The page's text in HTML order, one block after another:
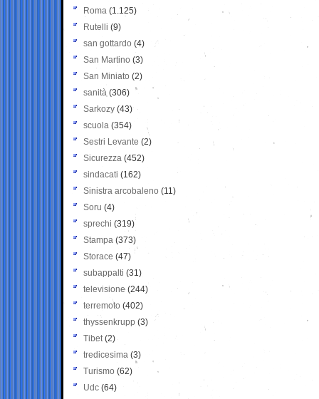
Roma (1.125)
Rutelli (9)
san gottardo (4)
San Martino (3)
San Miniato (2)
sanità (306)
Sarkozy (43)
scuola (354)
Sestri Levante (2)
Sicurezza (452)
sindacati (162)
Sinistra arcobaleno (11)
Soru (4)
sprechi (319)
Stampa (373)
Storace (47)
subappalti (31)
televisione(244)
terremoto (402)
thyssenkrupp (3)
Tibet(2)
tredicesima (3)
Turismo (62)
Udc (64)